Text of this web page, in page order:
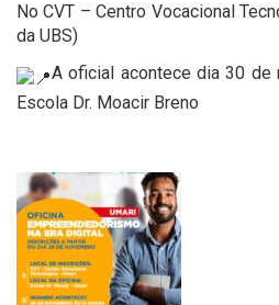
No CVT – Centro Vocacional
da UBS)
A oficial acontece dia 30 de
Escola Dr. Moacir Breno
'